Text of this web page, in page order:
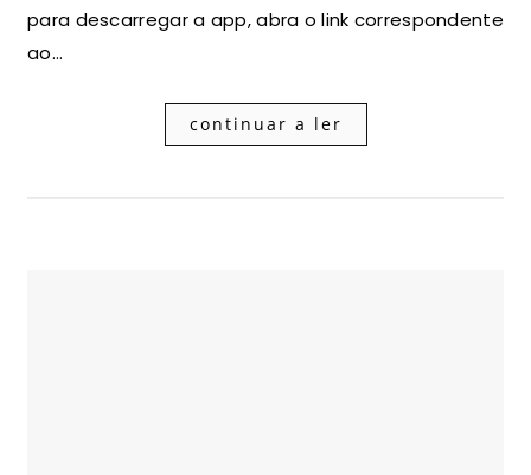
para descarregar a app, abra o link correspondente
ao…
continuar a ler